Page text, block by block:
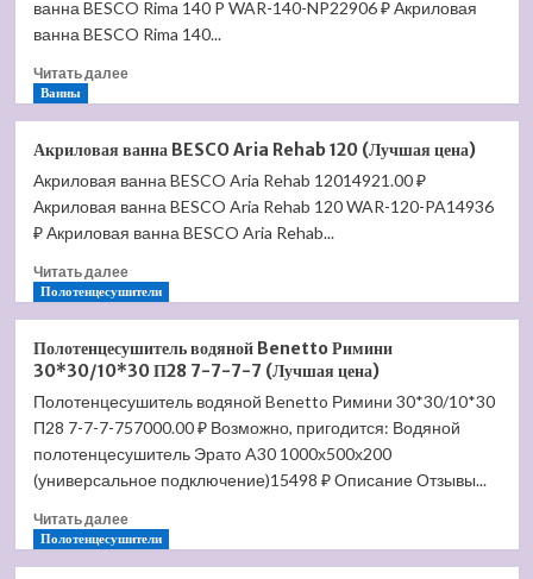
ванна BESCO Rima 140 P WAR-140-NP22906 ₽ Акриловая
ванна BESCO Rima 140...
Читать далееПрочитать
ванна
BESCO
Rima
140
(Лучшая
цена)
Ванны
Акриловая ванна BESCO Aria Rehab 120 (Лучшая цена)
Акриловая ванна BESCO Aria Rehab 12014921.00 ₽
Акриловая ванна BESCO Aria Rehab 120 WAR-120-PA14936
₽ Акриловая ванна BESCO Aria Rehab...
Читать далееПрочитать
больше
ванна
BESCO
Aria
Rehab
120
Полотенцесушители
Полотенцесушитель водяной Benetto Римини
30*30/10*30 П28 7-7-7-7 (Лучшая цена)
Полотенцесушитель водяной Benetto Римини 30*30/10*30
П28 7-7-7-757000.00 ₽ Возможно, пригодится: Водяной
полотенцесушитель Эрато A30 1000х500х200
(универсальное подключение)15498 ₽ Описание Отзывы...
Читать далееПрочитать
больше
Полотенцесушители